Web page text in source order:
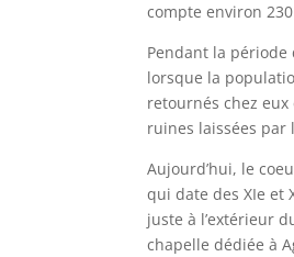
compte environ
Pendant la période
lorsque la
retournés chez
ruines laissées par
Aujourd’hui, le
qui date des XIe et
juste à l’extérieur
chapelle dédiée à